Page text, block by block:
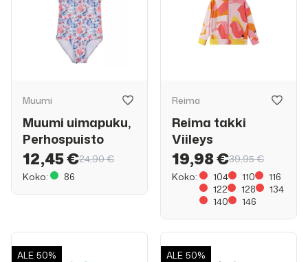
Muumi
Muumi uimapuku,
Perhospuisto
12,45 €24,90 €
Koko:
86
Reima
Reima takki
Viileys
19,98 €39,95 €
Koko:
104 110
116
122
128
134
140
146
ALE 50% ALE 50%